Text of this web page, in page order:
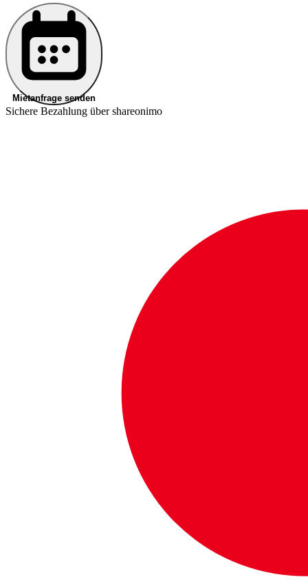
Mietanfrage senden
Sichere Bezahlung über shareonimo